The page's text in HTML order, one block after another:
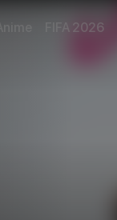
FIFA 2026